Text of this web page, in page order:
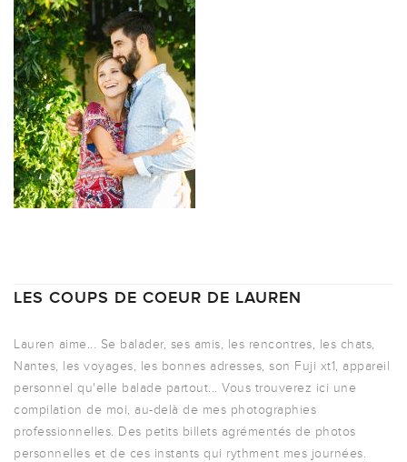
LES COUPS DE COEUR DE LAUREN
Lauren aime... Se balader, ses amis, les rencontres, les chats,
Nantes, les voyages, les bonnes adresses, son Fuji xt1, appareil
personnel qu'elle balade partout... Vous trouverez ici une
compilation de moi, au-delà de mes photographies
professionnelles. Des petits billets agrémentés de photos
personnelles et de ces instants qui rythment mes journées.